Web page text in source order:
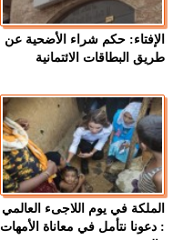
الإفتاء: حكم شراء الأضحية عن
طريق البطاقات الائتمانية
الملكة في يوم اللاجىء العالمي
: دعونا نتأمل في معاناة الأمهات